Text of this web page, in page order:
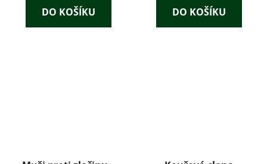
DO KOŠÍKU DO KOŠÍKU